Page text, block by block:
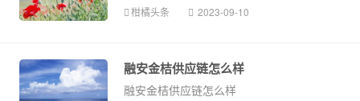
柑橘头条 2023-09-10
融安金桔供应链怎么样
融安金桔供应链怎么样